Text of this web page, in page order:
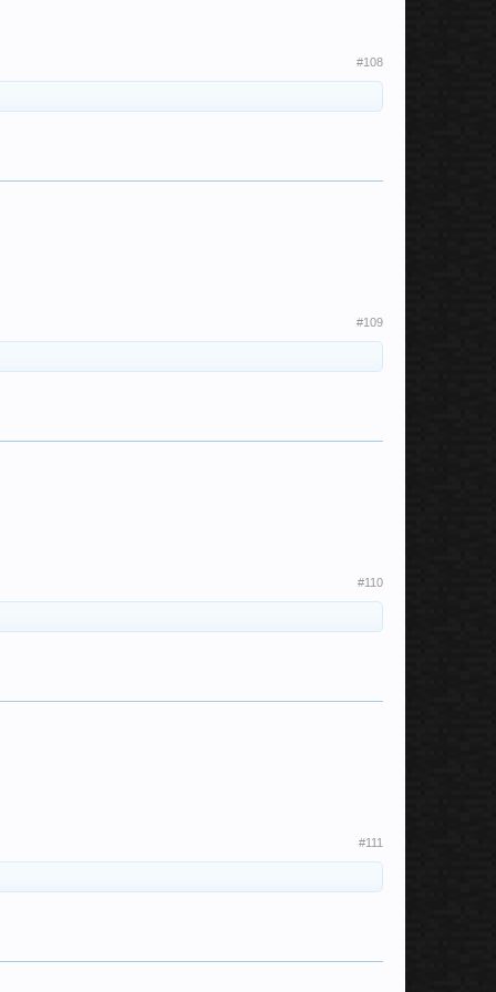
#108
#109
#110
#111